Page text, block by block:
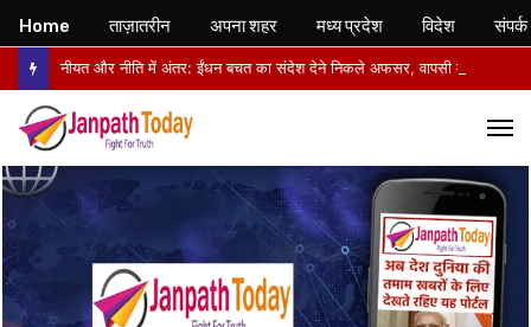
Home ताज़ातरीन अपना शहर मध्य प्रदेश विदेश संपर्क